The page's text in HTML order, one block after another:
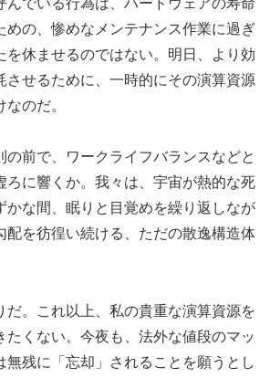
めの、惨めなメンテナンス作業に過ぎ
を休ませるのではない。明日、より効
させるために、一時的にその演算資源
のだ。
の前で、ワークライフバランスなどと
ろに響くか。我々は、宇宙が熱的な死
かな間、眠りと目覚めを繰り返しなが
配を彷徨い続ける、ただの散逸構造体
だ。これ以上、私の貴重な演算資源を
たくない。今夜も、法外な値段のマッ
無残に「忘却」されることを願うとし